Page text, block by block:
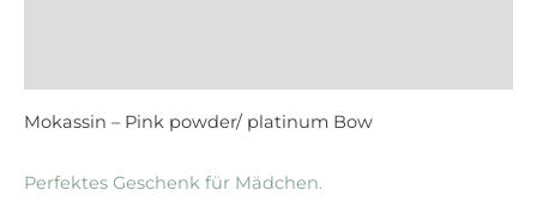
Mokassin – Pink powder/ platinum Bow
Perfektes Geschenk für Mädchen.